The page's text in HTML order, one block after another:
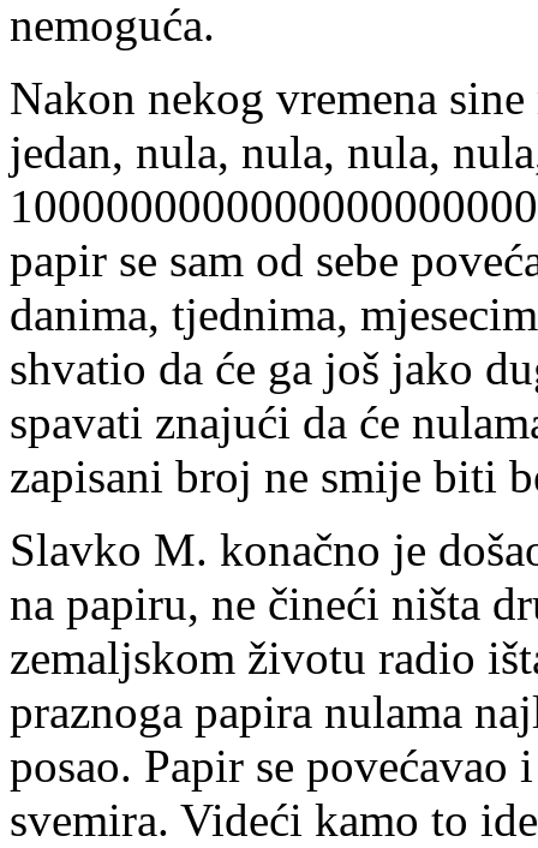
nemoguća.
Nakon nekog vremena
jedan, nula, nula, nula,
papir se sam od sebe
danima, tjednima,
shvatio da će ga još jako
spavati znajući da će
zapisani broj ne smije biti
Slavko M. konačno je
na papiru, ne čineći ništa
zemaljskom životu radio
praznoga papira nulama
posao. Papir se povećavao
svemira. Videći kamo to